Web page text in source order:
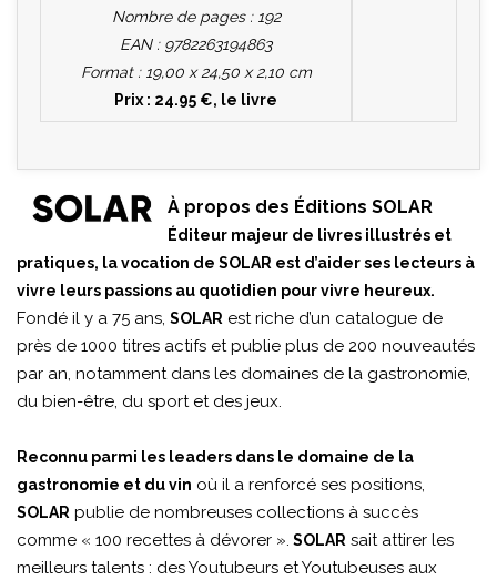
Nombre de pages : 192
EAN : 9782263194863
Format : 19,00 x 24,50 x 2,10 cm
Prix : 24.95 €, le livre
À propos des Éditions SOLAR
Éditeur majeur de livres illustrés et
pratiques, la vocation de SOLAR est d’aider ses lecteurs à
vivre leurs passions au quotidien pour vivre heureux.
Fondé il y a 75 ans, SOLAR est riche d’un catalogue de
près de 1000 titres actifs et publie plus de 200 nouveautés
par an, notamment dans les domaines de la gastronomie,
du bien-être, du sport et des jeux.
Reconnu parmi les leaders dans le domaine de la
gastronomie et du vin où il a renforcé ses positions,
SOLAR publie de nombreuses collections à succès
comme « 100 recettes à dévorer ». SOLAR sait attirer les
meilleurs talents : des Youtubeurs et Youtubeuses aux